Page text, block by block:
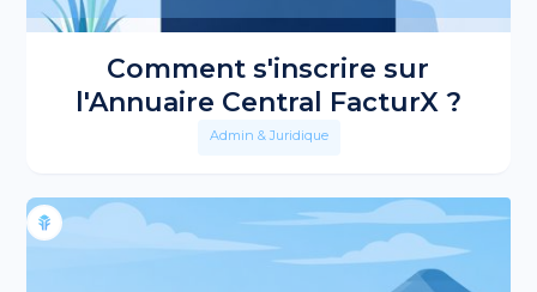
Comment s'inscrire sur
l'Annuaire Central FacturX ?
Admin & Juridique